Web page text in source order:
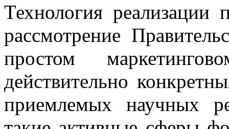
Технология реализации
рассмотрение
простом
действительно
приемлемых научных